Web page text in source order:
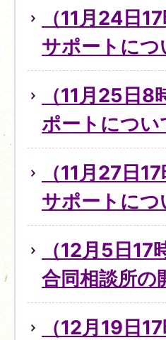
（11月24日
サポートにつ
（11月25日
ポートについ
（11月27日
サポートにつ
（12月5日
合同相談所の
（12月19日